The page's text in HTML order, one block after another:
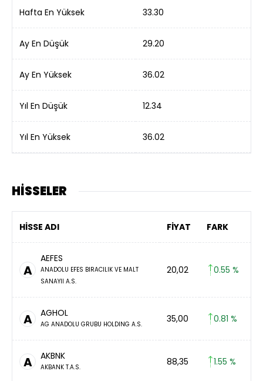
Hafta En Yüksek 33.30
Ay En Düşük 29.20
Ay En Yüksek 36.02
Yıl En Düşük 12.34
Yıl En Yüksek 36.02
HİSSELER
HİSSE ADI FİYAT FARK
A
AEFES
ANADOLU EFES BIRACILIK VE MALT
SANAYII A.S.
20,02 0.55 %
A AGHOL
AG ANADOLU GRUBU HOLDING A.S. 35,00 0.81 %
A AKBNK
AKBANK T.A.S. 88,35 1.55 %